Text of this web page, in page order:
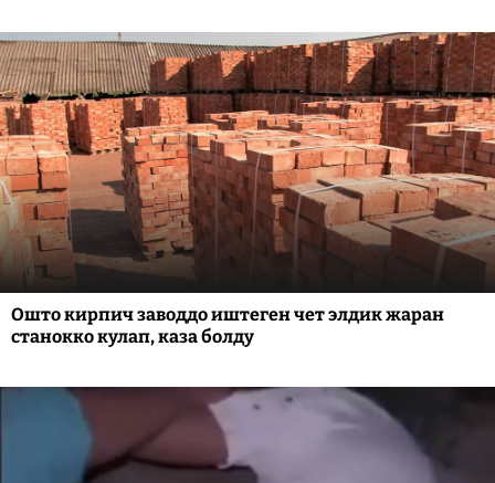
Ошто кирпич заводдо иштеген чет элдик жаран
станокко кулап, каза болду